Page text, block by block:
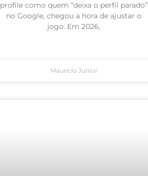
profile como quem “deixa o perfil parado”
no Google, chegou a hora de ajustar o
jogo. Em 2026,
Mauricio Junior